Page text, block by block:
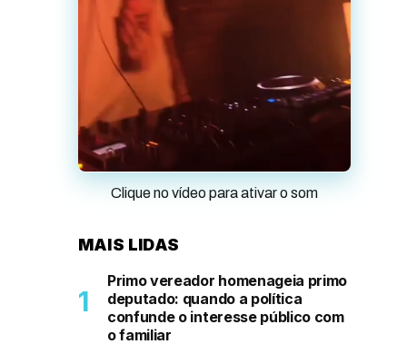
Clique no vídeo para ativar o som
MAIS LIDAS
Primo vereador homenageia primo
deputado: quando a política
confunde o interesse público com
o familiar